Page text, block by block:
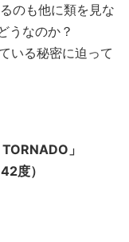
のも他に類を見な
うなのか？
いる秘密に迫って
」
度）